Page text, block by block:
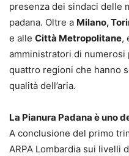
presenza dei sindaci delle
padana. Oltre a Milano,
e alle Città Metropolitane,
amministratori di
quattro regioni che hanno
qualità dell’aria.
La Pianura Padana è uno
A conclusione del primo
ARPA Lombardia sui livelli